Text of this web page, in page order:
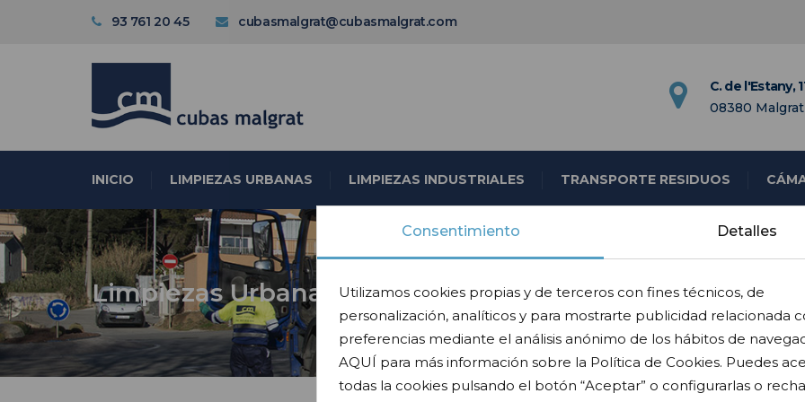
93 761 20 45 cubasmalgrat@cubasmalgrat.com
C. de l'Estany,
08380
INICIO LIMPIEZAS URBANAS LIMPIEZAS INDUSTRIALES TRANSPORTE RESIDUOS
Limpiezas Urbanas
Consentimiento Detalles
Utilizamos cookies propias y de terceros con fines técnicos, de
personalización, analíticos y para mostrarte publicidad relacionada
preferencias mediante el análisis anónimo de los hábitos de
AQUÍ para más información sobre la Política de Cookies. Puedes
todas la cookies pulsando el botón “Aceptar” o configurarlas o